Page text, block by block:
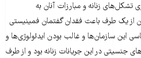
زنانه و مبارزات آنان به
از یک طرف باعث فقدان گفتمان فمینیستی
این سازمان‌ها و غالب بودن ایدئولوژی‌ها و
جنسیتی در این جریانات زنانه بود و از طرف